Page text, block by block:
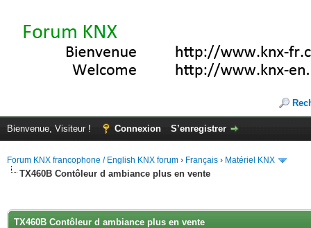
Bienvenue, Visiteur ! Connexion S’enregistrer
Forum KNX francophone / English KNX forum › Français › Matériel KNX
TX460B Contôleur d ambiance plus en vente
TX460B Contôleur d ambiance plus en vente